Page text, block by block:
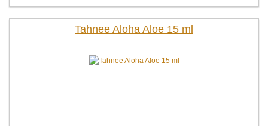
Tahnee Aloha Aloe 15 ml